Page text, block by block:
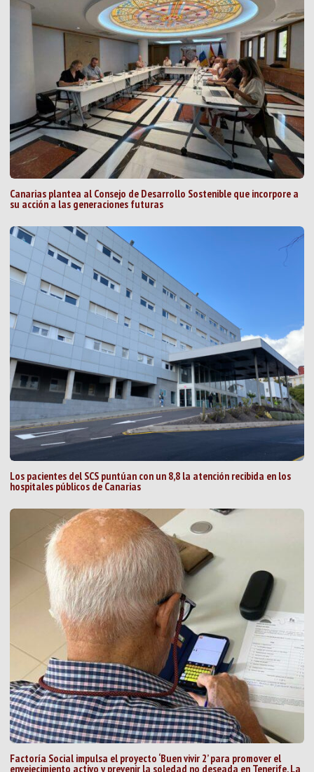
Canarias plantea al Consejo de Desarrollo Sostenible que incorpore a
su acción a las generaciones futuras
Los pacientes del SCS puntúan con un 8,8 la atención recibida en los
hospitales públicos de Canarias
Factoría Social impulsa el proyecto ‘Buen vivir 2’ para promover el
envejecimiento activo y prevenir la soledad no deseada en Tenerife, La